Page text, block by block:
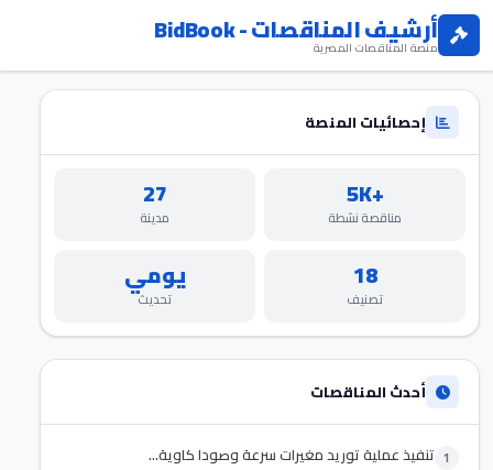
أرشيف المناقصات - BidBook
منصة المناقصات المصرية
إحصائيات المنصة
+5K
مناقصة نشطة
27
مدينة
18
تصنيف
يومي
تحديث
أحدث المناقصات
1 تنفيذ عملية توريد مغيرات سرعة وصودا كاوية...